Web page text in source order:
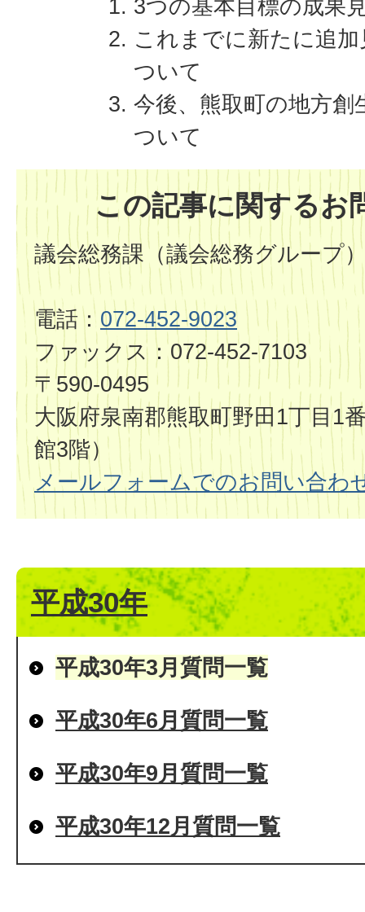
3つの基本目標の成果
これまでに新たに追
ついて
今後、熊取町の地方
ついて
この記事に関するお
議会総務課（議会総務グループ
電話： 072-452-9023
ファックス：072-452-7103
〒590-0495
大阪府泉南郡熊取町野田1丁目1
館3階）
メールフォームでのお問い合わ
平成30年
平成30年3月質問一覧
平成30年6月質問一覧
平成30年9月質問一覧
平成30年12月質問一覧